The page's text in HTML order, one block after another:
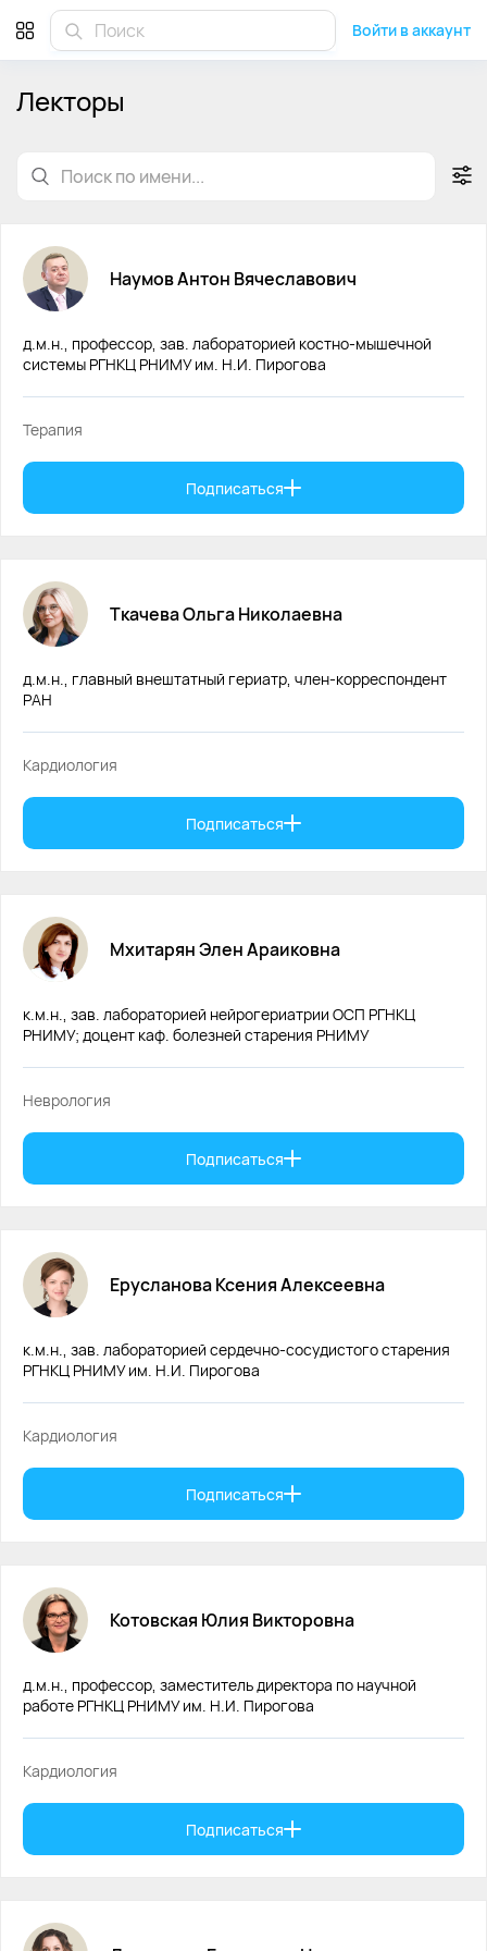
Войти в аккаунт
Лекторы
НаумовАнтон Вячеславович
д.м.н., профессор, зав. лабораторией костно-мышечной
системы РГНКЦ РНИМУ им. Н.И. Пирогова
Терапия
Подписаться
ТкачеваОльгаНиколаевна
д.м.н., главный внештатный гериатр, член-корреспондент
РАН
Кардиология
Подписаться
МхитарянЭленАраиковна
к.м.н., зав. лабораторией нейрогериатрии ОСП РГНКЦ
РНИМУ; доцент каф. болезней старения РНИМУ
Неврология
Подписаться
ЕруслановаКсенияАлексеевна
к.м.н., зав. лабораторией сердечно-сосудистого старения
РГНКЦ РНИМУ им. Н.И. Пирогова
Кардиология
Подписаться
Котовская Юлия Викторовна
д.м.н., профессор, заместитель директора по научной
работе РГНКЦ РНИМУ им. Н.И. Пирогова
Кардиология
Подписаться
Лекторы Medpoint